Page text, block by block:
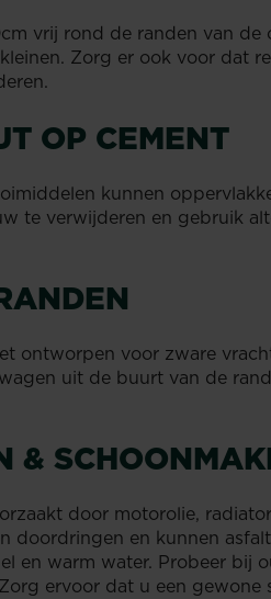
vrij rond de randen van
Zorg er ook voor dat
OP CEMENT
kunnen
te verwijderen en gebruik
ontworpen voor zware
uit de buurt van de
&
door motorolie,
doordringen en kunnen
en warm water. Probeer bij
ervoor dat u een